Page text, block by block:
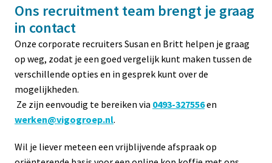
Ons recruitment team brengt je graag
in contact
Onze corporate recruiters Susan en Britt helpen je graag
op weg, zodat je een goed vergelijk kunt maken tussen de
verschillende opties en in gesprek kunt over de
mogelijkheden.
Ze zijn eenvoudig te bereiken via 0493-327556
werken@vigogroep.nl.
Wil je liever meteen een vrijblijvende afspraak op